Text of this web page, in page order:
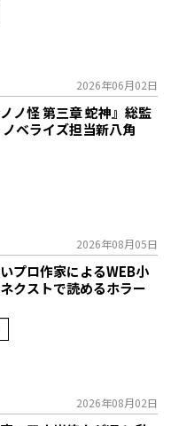
2026年06月02日
ノ怪 第三章 蛇神』総監
ベライズ担当新八角
2026年08月05日
プロ作家によるWEB小
ネクストで読めるホラー
2026年08月02日